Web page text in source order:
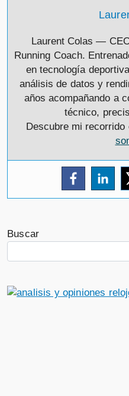
Laurent Colas —
Running Coach.
en tecnología
análisis de datos y
años acompañando a
técnico,
Descubre mi recorrido
Buscar